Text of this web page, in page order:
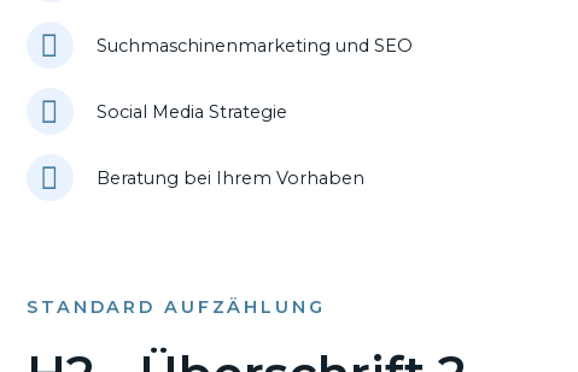
Suchmaschinenmarketing und SEO
Social Media Strategie
Beratung bei Ihrem Vorhaben
STANDARD AUFZÄHLUNG